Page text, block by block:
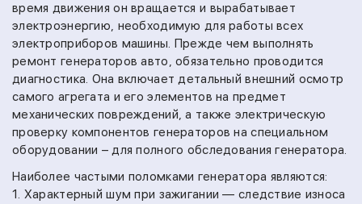
время движения он вращается и вырабатывает
электроэнергию, необходимую для работы всех
электроприборов машины. Прежде чем выполнять
ремонт генераторов авто, обязательно проводится
диагностика. Она включает детальный внешний осмотр
самого агрегата и его элементов на предмет
механических повреждений, а также электрическую
проверку компонентов генераторов на специальном
оборудовании – для полного обследования генератора.
Наиболее частыми поломками генератора являются:
1. Характерный шум при зажигании — следствие износа